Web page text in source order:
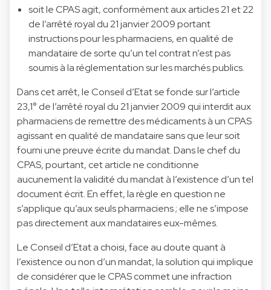
soit le CPAS agit, conformément aux articles 21 et 22
de l’arrêté royal du 21 janvier 2009 portant
instructions pour les pharmaciens, en qualité de
mandataire de sorte qu’un tel contrat n’est pas
soumis à la réglementation sur les marchés publics.
Dans cet arrêt, le Conseil d’Etat se fonde sur l’article
23,1° de l’arrêté royal du 21 janvier 2009 qui interdit aux
pharmaciens de remettre des médicaments à un CPAS
agissant en qualité de mandataire sans que leur soit
fourni une preuve écrite du mandat. Dans le chef du
CPAS, pourtant, cet article ne conditionne
aucunement la validité du mandat à l’existence d’un tel
document écrit. En effet, la règle en question ne
s’applique qu’aux seuls pharmaciens ; elle ne s’impose
pas directement aux mandataires eux-mêmes.
Le Conseil d’Etat a choisi, face au doute quant à
l’existence ou non d’un mandat, la solution qui implique
de considérer que le CPAS commet une infraction